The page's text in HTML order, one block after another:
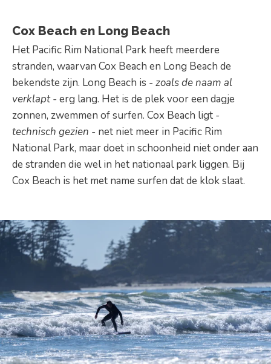
Cox Beach en Long Beach
Het Pacific Rim National Park heeft meerdere
stranden, waarvan Cox Beach en Long Beach de
bekendste zijn. Long Beach is - zoals de naam al
verklapt - erg lang. Het is de plek voor een dagje
zonnen, zwemmen of surfen. Cox Beach ligt -
technisch gezien - net niet meer in Pacific Rim
National Park, maar doet in schoonheid niet onder aan
de stranden die wel in het nationaal park liggen. Bij
Cox Beach is het met name surfen dat de klok slaat.